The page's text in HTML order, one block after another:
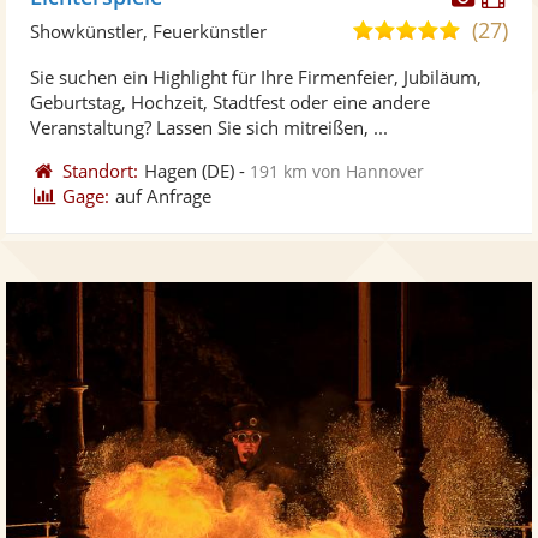
Fotos
5,0
5
(27)
Showkünstler, Feuerkünstler
Sie suchen ein Highlight für Ihre Firmenfeier, Jubiläum,
Geburtstag, Hochzeit, Stadtfest oder eine andere
Veranstaltung? Lassen Sie sich mitreißen, ...
Standort: Hagen (DE) - 191 km von Hannover
Gage: auf Anfrage